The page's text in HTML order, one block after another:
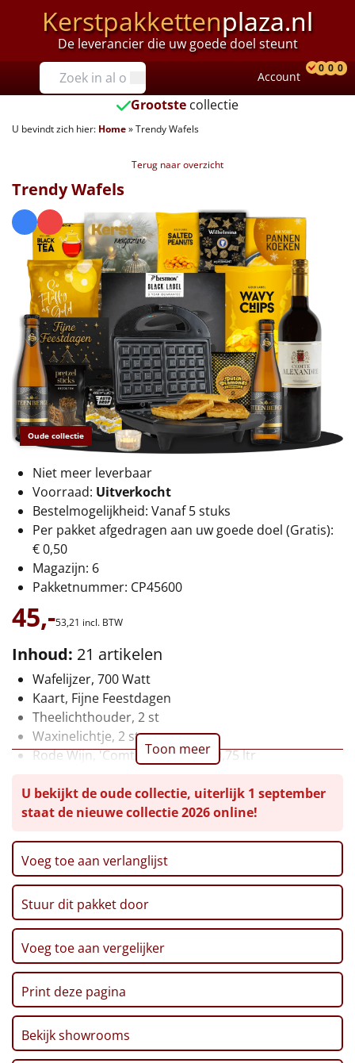
Kerstpakkettenplaza.nl
De leverancier die uw goede doel steunt
Prijzen
Tot €25
€25 tot €35
€40 tot €45
€45 tot €50
€50 tot €55
€55 tot €75
€75 tot €100
€100 en hoger
Alle kerstpakketten 2026
Thema
Origineel
Rituals
Luxe
Mannen
Vrouwen
Duurzaam
Leuke
Uniek
Alle thema's
Artikel
Hitster NIEUW
Pizzarette
Tas
Wake up light
NIEUW
Account
0 0 0
Grootste collectie
U bevindt zich hier: Home»Trendy Wafels
Terug naar overzicht
Oude collectie
Trendy Wafels
Niet meer leverbaar
Voorraad: Uitverkocht
Bestelmogelijkheid: Vanaf 5 stuks
Per pakket afgedragen aan uw goede doel (Gratis):
€ 0,50
Magazijn: 6
Pakketnummer: CP45600
45,-53,21 incl. BTW
Inhoud: 21 artikelen
Wafelijzer, 700 Watt
Kaart, Fijne Feestdagen
Theelichthouder, 2 st
Waxinelichtje, 2 st
Rode Wijn, 'Comte Alexandre', 0,75 ltr
Pretzelsticks, 40 gr
Ribbelchips, 90 gr
Pepermunt, 65 gr
Pannenkoekenmix, 400 gr
Zwarte Thee, 1,5 gr, 20 st
Pinda's, 100 gr
Autodrop, Kerstlimo's, 70 gr
Kerstmagazine 2025
Verpakt in een feestelijke kerstdoos
Toon meer
U bekijkt de oude collectie, uiterlijk 1 september
staat de nieuwe collectie 2026 online!
Voeg toe aan verlanglijst
Stuur dit pakket door
Voeg toe aan vergelijker
Print deze pagina
Bekijk showrooms